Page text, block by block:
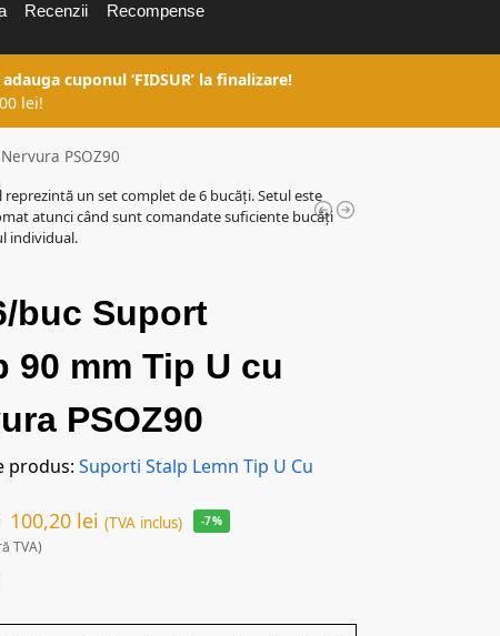
Recenzii Recompense
cuponul ‘FIDSUR’ la finalizare!
lei!
PSOZ90
reprezintă un set complet de 6 bucăți. Setul este
atunci când sunt comandate suficiente bucăți
individual.
buc Suport
90 mm Tip U cu
PSOZ90
produs:Suporti Stalp Lemn Tip U Cu
100,20 lei (TVA inclus)
TVA)
-7%